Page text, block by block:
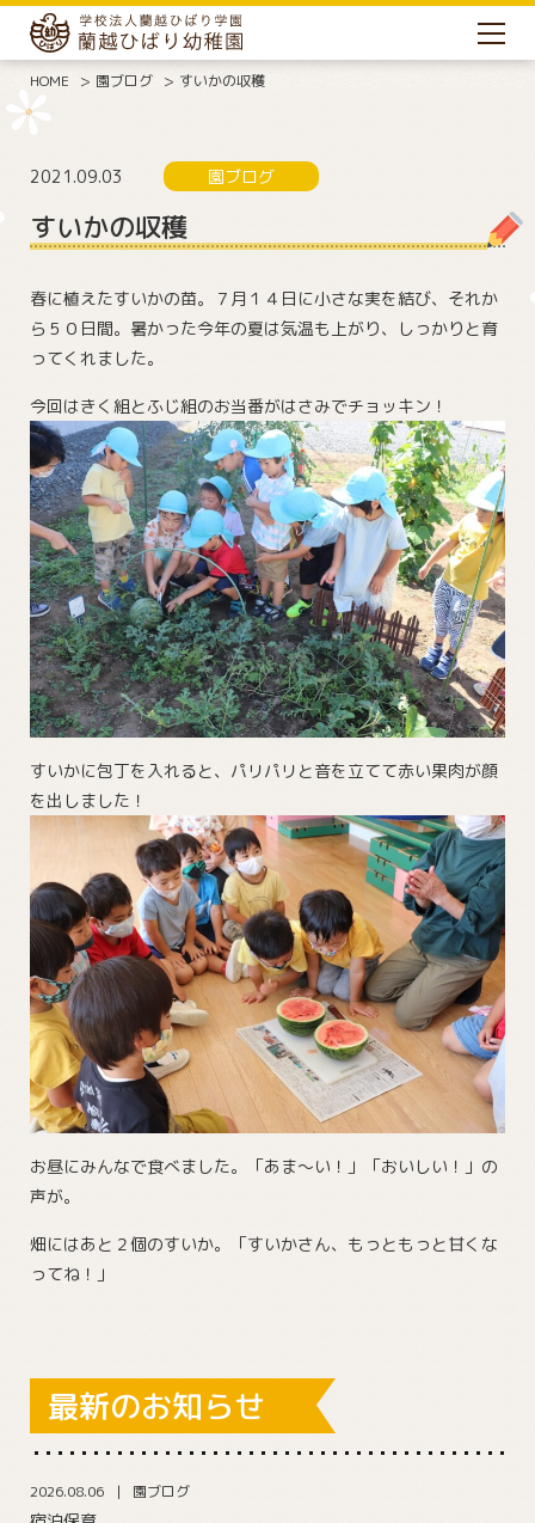
HOME 園ブログ すいかの収穫
2021.09.03 園ブログ
すいかの収穫
春に植えたすいかの苗。７月１４日に小さな実を結び、それか
ら５０日間。暑かった今年の夏は気温も上がり、しっかりと育
ってくれました。
今回はきく組とふじ組のお当番がはさみでチョッキン！
すいかに包丁を入れると、パリパリと音を立てて赤い果肉が顔
を出しました！
お昼にみんなで食べました。「あま～い！」「おいしい！」の
声が。
畑にはあと２個のすいか。「すいかさん、もっともっと甘くな
ってね！」
最新のお知らせ
2026.08.06 園ブログ